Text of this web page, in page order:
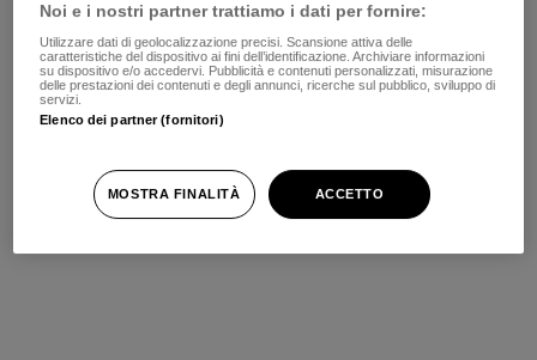
Noi e i nostri partner trattiamo i dati per fornire:
Utilizzare dati di geolocalizzazione precisi. Scansione attiva delle
caratteristiche del dispositivo ai fini dell’identificazione. Archiviare informazioni
su dispositivo e/o accedervi. Pubblicità e contenuti personalizzati, misurazione
delle prestazioni dei contenuti e degli annunci, ricerche sul pubblico, sviluppo di
servizi.
Elenco dei partner (fornitori)
MOSTRA FINALITÀ ACCETTO